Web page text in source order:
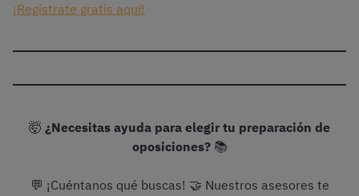
¡Regístrate gratis aquí!
🤯 ¿Necesitas ayuda para elegir tu preparación de
oposiciones?📚
💬 ¡Cuéntanos qué buscas! 🤝 Nuestros asesores te